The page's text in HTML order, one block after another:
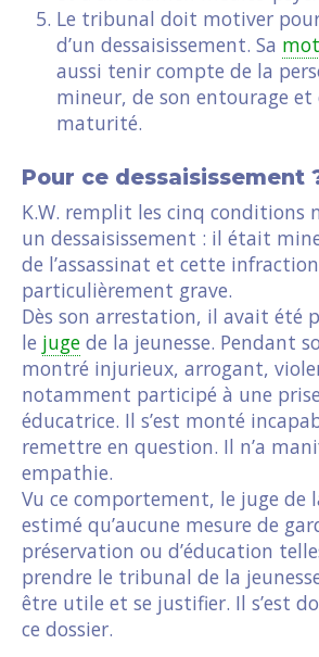
Le tribunal doit motiver
d’un dessaisissement. Sa
aussi tenir compte de la
mineur, de son entourage et
maturité.
Pour ce dessaisissement
K.W. remplit les cinq conditions
un dessaisissement : il était
de l’assassinat et cette
particulièrement grave.
Dès son arrestation, il avait été
le juge de la jeunesse. Pendant
montré injurieux, arrogant,
notamment participé à une prise
éducatrice. Il s’est monté
remettre en question. Il n’a
empathie.
Vu ce comportement, le juge de
estimé qu’aucune mesure de
préservation ou d’éducation
prendre le tribunal de la
être utile et se justifier. Il s’est
ce dossier.